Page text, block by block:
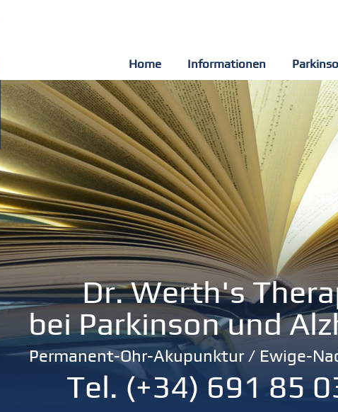
Home Informationen
Dr. Werth's
bei Parkinson und
Permanent-Ohr-Akupunktur / Ewige-
Tel. (+34) 691 85